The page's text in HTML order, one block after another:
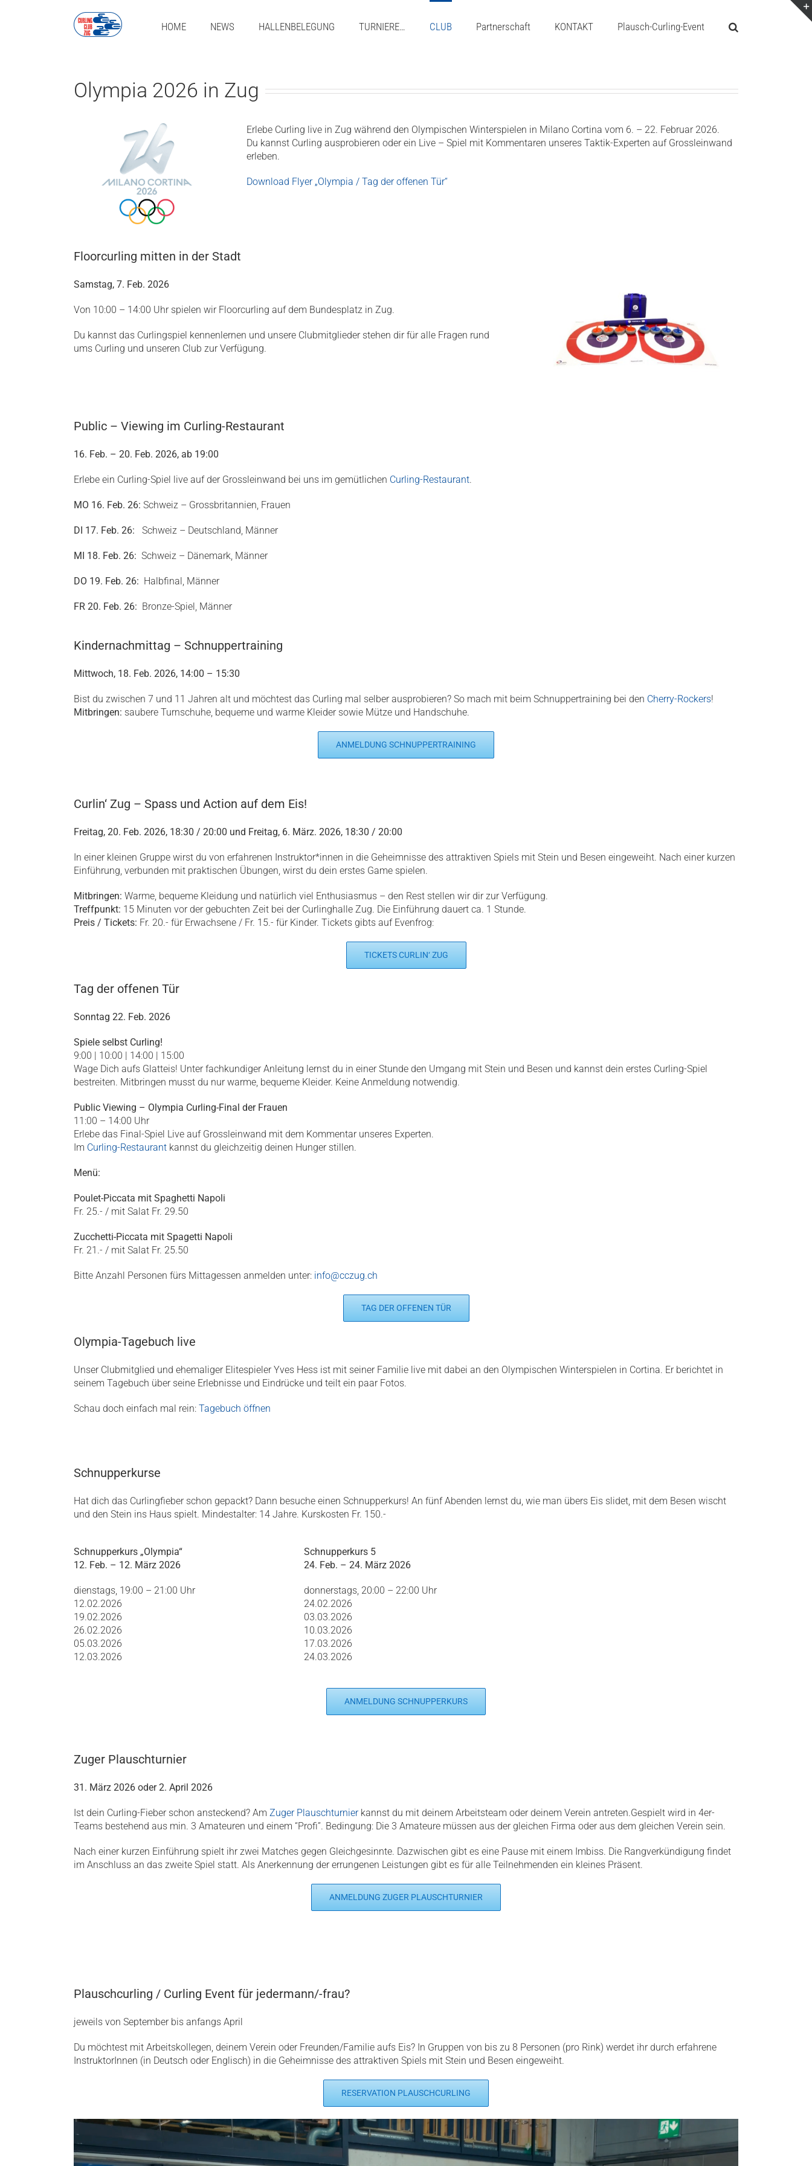
HOME NEWS HALLENBELEGUNG TURNIERE… CLUB Partnerschaft KONTAKT Plausch-Curling-Event
Olympia 2026 in Zug
Erlebe Curling live in Zug während den Olympischen Winterspielen in Milano Cortina vom 6. – 22. Februar 2026.
Du kannst Curling ausprobieren oder ein Live – Spiel mit Kommentaren unseres Taktik-Experten auf Grossleinwand
erleben.
Download Flyer „Olympia / Tag der offenen Tür“
Floorcurling mitten in der Stadt
Samstag, 7. Feb. 2026
Von 10:00 – 14:00 Uhr spielen wir Floorcurling auf dem Bundesplatz in Zug.
Du kannst das Curlingspiel kennenlernen und unsere Clubmitglieder stehen dir für alle Fragen rund
ums Curling und unseren Club zur Verfügung.
Public – Viewing im Curling-Restaurant
16. Feb. – 20. Feb. 2026, ab 19:00
Erlebe ein Curling-Spiel live auf der Grossleinwand bei uns im gemütlichen Curling-Restaurant.
MO 16. Feb. 26: Schweiz – Grossbritannien, Frauen
DI 17. Feb. 26: Schweiz – Deutschland, Männer
MI 18. Feb. 26: Schweiz – Dänemark, Männer
DO 19. Feb. 26: Halbfinal, Männer
FR 20. Feb. 26: Bronze-Spiel, Männer
Kindernachmittag – Schnuppertraining
Mittwoch, 18. Feb. 2026, 14:00 – 15:30
Bist du zwischen 7 und 11 Jahren alt und möchtest das Curling mal selber ausprobieren? So mach mit beim Schnuppertraining bei den Cherry-Rockers!
Mitbringen: saubere Turnschuhe, bequeme und warme Kleider sowie Mütze und Handschuhe.
ANMELDUNG SCHNUPPERTRAINING
Curlin‘ Zug – Spass und Action auf dem Eis!
Freitag, 20. Feb. 2026, 18:30 / 20:00 und Freitag, 6. März. 2026, 18:30 / 20:00
In einer kleinen Gruppe wirst du von erfahrenen Instruktor*innen in die Geheimnisse des attraktiven Spiels mit Stein und Besen eingeweiht. Nach einer kurzen
Einführung, verbunden mit praktischen Übungen, wirst du dein erstes Game spielen.
Mitbringen: Warme, bequeme Kleidung und natürlich viel Enthusiasmus – den Rest stellen wir dir zur Verfügung.
Treffpunkt: 15 Minuten vor der gebuchten Zeit bei der Curlinghalle Zug. Die Einführung dauert ca. 1 Stunde.
Preis / Tickets: Fr. 20.- für Erwachsene / Fr. 15.- für Kinder. Tickets gibts auf Evenfrog:
TICKETS CURLIN‘ ZUG
Tag der offenen Tür
Sonntag 22. Feb. 2026
Spiele selbst Curling!
9:00 | 10:00 | 14:00 | 15:00
Wage Dich aufs Glatteis! Unter fachkundiger Anleitung lernst du in einer Stunde den Umgang mit Stein und Besen und kannst dein erstes Curling-Spiel
bestreiten. Mitbringen musst du nur warme, bequeme Kleider. Keine Anmeldung notwendig.
Public Viewing – Olympia Curling-Final der Frauen
11:00 – 14:00 Uhr
Erlebe das Final-Spiel Live auf Grossleinwand mit dem Kommentar unseres Experten.
Im Curling-Restaurantkannst du gleichzeitig deinen Hunger stillen.
Menü:
Poulet-Piccata mit Spaghetti Napoli
Fr. 25.- / mit Salat Fr. 29.50
Zucchetti-Piccata mit Spagetti Napoli
Fr. 21.- / mit Salat Fr. 25.50
Bitte Anzahl Personen fürs Mittagessen anmelden unter: info@cczug.ch
TAG DER OFFENEN TÜR
Olympia-Tagebuch live
Unser Clubmitglied und ehemaliger Elitespieler Yves Hess ist mit seiner Familie live mit dabei an den Olympischen Winterspielen in Cortina. Er berichtet in
seinem Tagebuch über seine Erlebnisse und Eindrücke und teilt ein paar Fotos.
Schau doch einfach mal rein: Tagebuch öffnen
Schnupperkurse
Hat dich das Curlingfieber schon gepackt? Dann besuche einen Schnupperkurs! An fünf Abenden lernst du, wie man übers Eis slidet, mit dem Besen wischt
und den Stein ins Haus spielt. Mindestalter: 14 Jahre. Kurskosten Fr. 150.-
Schnupperkurs „Olympia“
12. Feb. – 12. März 2026
dienstags, 19:00 – 21:00 Uhr
12.02.2026
19.02.2026
26.02.2026
05.03.2026
12.03.2026
Schnupperkurs 5
24. Feb. – 24. März 2026
donnerstags, 20:00 – 22:00 Uhr
24.02.2026
03.03.2026
10.03.2026
17.03.2026
24.03.2026
ANMELDUNG SCHNUPPERKURS
Zuger Plauschturnier
31. März 2026 oder 2. April 2026
Ist dein Curling-Fieber schon ansteckend? Am Zuger Plauschturnierkannst du mit deinem Arbeitsteam oder deinem Verein antreten.Gespielt wird in 4er-
Teams bestehend aus min. 3 Amateuren und einem “Profi”. Bedingung: Die 3 Amateure müssen aus der gleichen Firma oder aus dem gleichen Verein sein.
Nach einer kurzen Einführung spielt ihr zwei Matches gegen Gleichgesinnte. Dazwischen gibt es eine Pause mit einem Imbiss. Die Rangverkündigung findet
im Anschluss an das zweite Spiel statt. Als Anerkennung der errungenen Leistungen gibt es für alle Teilnehmenden ein kleines Präsent.
ANMELDUNG ZUGER PLAUSCHTURNIER
Plauschcurling / Curling Event für jedermann/-frau?
jeweils von September bis anfangs April
Du möchtest mit Arbeitskollegen, deinem Verein oder Freunden/Familie aufs Eis? In Gruppen von bis zu 8 Personen (pro Rink) werdet ihr durch erfahrene
InstruktorInnen (in Deutsch oder Englisch) in die Geheimnisse des attraktiven Spiels mit Stein und Besen eingeweiht.
RESERVATION PLAUSCHCURLING